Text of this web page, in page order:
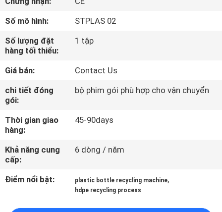
VỀ
CHÚNG
TÔI
THAM
QUAN
NHÀ
MÁY
KIỂM
CHẤT
Số mô hình:
STPLAS 02
Số lượng đặt
hàng tối thiểu:
1 tập
Giá bán:
Contact Us
chi tiết đóng
gói:
bộ phim gói phù hợp cho vận chuyển
Thời gian giao
hàng:
45-90days
Khả năng cung
cấp:
6 dòng / năm
Điểm nổi bật: plastic bottle recycling machine,
hdpe recycling process